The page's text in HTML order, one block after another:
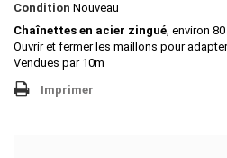
Condition Nouveau
Chaînettes en acier zingué, environ
Ouvrir et fermer les maillons pour
Vendues par 10m
Imprimer